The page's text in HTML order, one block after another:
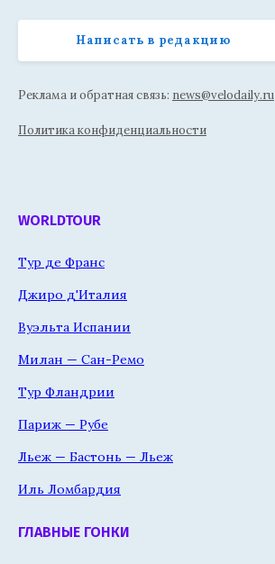
Написать в редакцию
Реклама и обратная связь: news@velodaily.ru
Политика конфиденциальности
WORLDTOUR
Тур де Франс
Джиро д'Италия
Вуэльта Испании
Милан — Сан-Ремо
Тур Фландрии
Париж — Рубе
Льеж — Бастонь — Льеж
Иль Ломбардия
ГЛАВНЫЕ ГОНКИ